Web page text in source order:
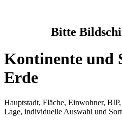
Bitte
Kontinente und
Erde
Hauptstadt, Fläche, Einwohner,
Lage, individuelle Auswahl und